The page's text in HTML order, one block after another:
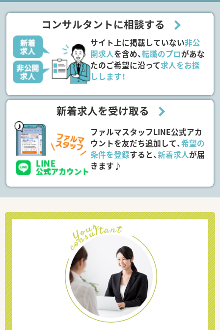
コンサルタントに相談する
サイト上に掲載していない非公
開求人を含め、転職のプロがあな
たのご希望に沿って求人をお探
しします！
新着求人を受け取る
ファルマスタッフLINE公式アカ
ウントを友だち追加して、希望の
条件を登録すると、新着求人が届
きます♪